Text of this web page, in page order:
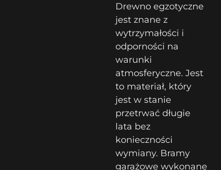
Drewno egzotyczne
jest znane z
wytrzymałości i
odporności na
warunki
atmosferyczne. Jest
to materiał, który
jest w stanie
przetrwać długie
lata bez
konieczności
wymiany. Bramy
garażowe wykonane